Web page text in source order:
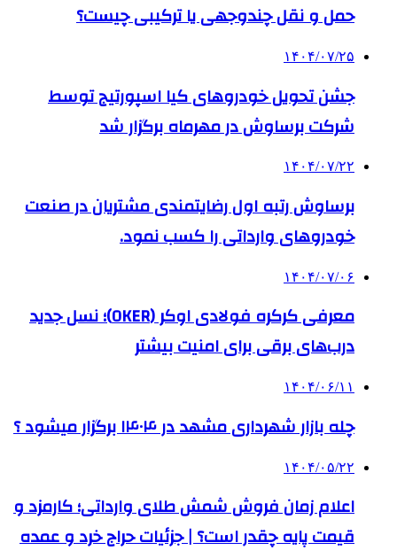
حمل و نقل چندوجهی یا ترکیبی چیست؟
۱۴۰۴/۰۷/۲۵
جشن تحویل خودروهای کیا اسپورتیج توسط
شرکت برساوش در مهرماه برگزار شد
۱۴۰۴/۰۷/۲۲
برساوش رتبه اول رضایتمندی مشتریان در صنعت
خودروهای وارداتی را کسب نمود.
۱۴۰۴/۰۷/۰۶
معرفی کرکره فولادی اوکر (OKER)؛ نسل جدید
درب‌های برقی برای امنیت بیشتر
۱۴۰۴/۰۶/۱۱
چله بازار شهرداری مشهد در ۱۴۰۴ برگزار میشود ؟
۱۴۰۴/۰۵/۲۲
اعلام زمان فروش شمش طلای وارداتی؛ کارمزد و
قیمت پایه چقدر است؟ | جزئیات حراج خرد و عمده